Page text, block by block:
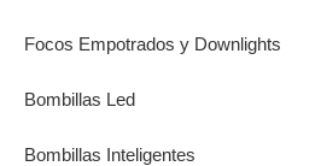
Focos Empotrados y Downlights
Bombillas Led
Bombillas Inteligentes